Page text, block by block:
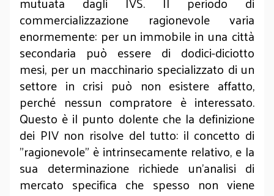
commercializzazione ragionevole varia
enormemente: per un immobile in una città
secondaria può essere di dodici-diciotto
mesi, per un macchinario specializzato di un
settore in crisi può non esistere affatto,
perché nessun compratore è interessato.
Questo è il punto dolente che la definizione
dei PIV non risolve del tutto: il concetto di
"ragionevole" è intrinsecamente relativo, e la
sua determinazione richiede un’analisi di
mercato specifica che spesso non viene